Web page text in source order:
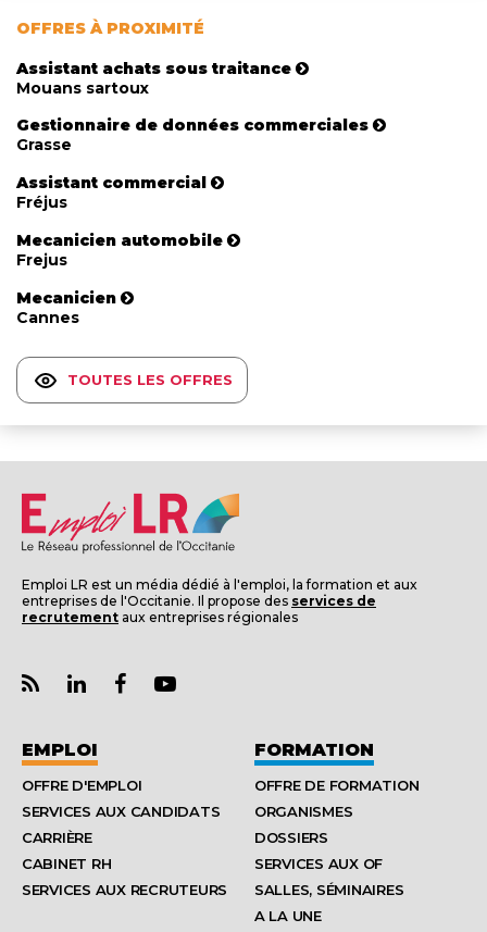
OFFRES À PROXIMITÉ
Assistant achats sous traitance
Mouans sartoux
Gestionnaire de données commerciales
Grasse
Assistant commercial
Fréjus
Mecanicien automobile
Frejus
Mecanicien
Cannes
TOUTES LES OFFRES
Emploi LR est un média dédié à l'emploi, la formation et aux
entreprises de l'Occitanie. Il propose des services de
recrutement aux entreprises régionales
EMPLOI
OFFRE D'EMPLOI
SERVICES AUX CANDIDATS
CARRIÈRE
CABINET RH
SERVICES AUX RECRUTEURS
FORMATION
OFFRE DE FORMATION
ORGANISMES
DOSSIERS
SERVICES AUX OF
SALLES, SÉMINAIRES
A LA UNE